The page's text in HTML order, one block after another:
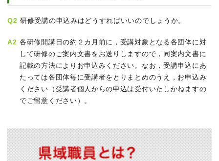
Q2 研修受講の申込みはどうすればいいのでしょうか。
A2 各研修開講日の約２カ月前に，受講対象となる各団体に対
して研修のご案内文書をお送りしますので，同案内文書に
記載の方法によりお申込みください。なお，受講申込にあ
たっては各団体毎に受講者をとりまとめのうえ，お申込み
ください（受講者個人からの申込は受付いたしかねますの
でご留意ください）。